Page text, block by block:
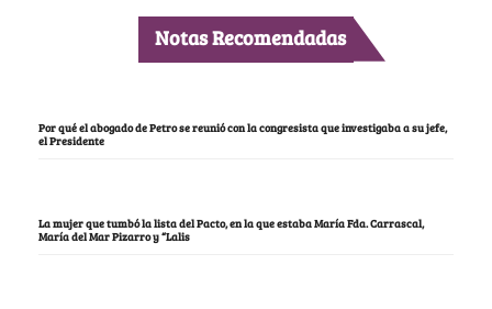
Notas Recomendadas
Por qué el abogado de Petro se reunió con la congresista que investigaba a su jefe,
el Presidente
La mujer que tumbó la lista del Pacto, en la que estaba María Fda. Carrascal,
María del Mar Pizarro y “Lalis